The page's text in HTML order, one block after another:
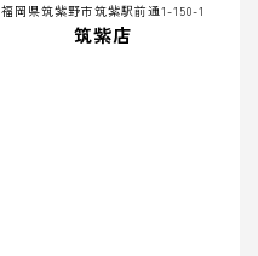
福岡県筑紫野市筑紫駅前通1-150-1
筑紫店